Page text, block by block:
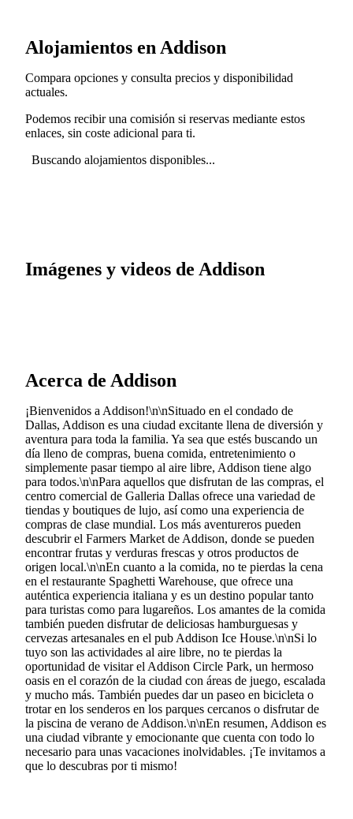
Alojamientos en Addison
Compara opciones y consulta precios y disponibilidad
actuales.
Podemos recibir una comisión si reservas mediante estos
enlaces, sin coste adicional para ti.
Buscando alojamientos disponibles...
Imágenes y videos de Addison
Acerca de Addison
¡Bienvenidos a Addison!\n\nSituado en el condado de
Dallas, Addison es una ciudad excitante llena de diversión y
aventura para toda la familia. Ya sea que estés buscando un
día lleno de compras, buena comida, entretenimiento o
simplemente pasar tiempo al aire libre, Addison tiene algo
para todos.\n\nPara aquellos que disfrutan de las compras, el
centro comercial de Galleria Dallas ofrece una variedad de
tiendas y boutiques de lujo, así como una experiencia de
compras de clase mundial. Los más aventureros pueden
descubrir el Farmers Market de Addison, donde se pueden
encontrar frutas y verduras frescas y otros productos de
origen local.\n\nEn cuanto a la comida, no te pierdas la cena
en el restaurante Spaghetti Warehouse, que ofrece una
auténtica experiencia italiana y es un destino popular tanto
para turistas como para lugareños. Los amantes de la comida
también pueden disfrutar de deliciosas hamburguesas y
cervezas artesanales en el pub Addison Ice House.\n\nSi lo
tuyo son las actividades al aire libre, no te pierdas la
oportunidad de visitar el Addison Circle Park, un hermoso
oasis en el corazón de la ciudad con áreas de juego, escalada
y mucho más. También puedes dar un paseo en bicicleta o
trotar en los senderos en los parques cercanos o disfrutar de
la piscina de verano de Addison.\n\nEn resumen, Addison es
una ciudad vibrante y emocionante que cuenta con todo lo
necesario para unas vacaciones inolvidables. ¡Te invitamos a
que lo descubras por ti mismo!